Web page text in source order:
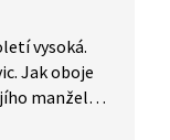
vysoká.
Jak oboje
manžela